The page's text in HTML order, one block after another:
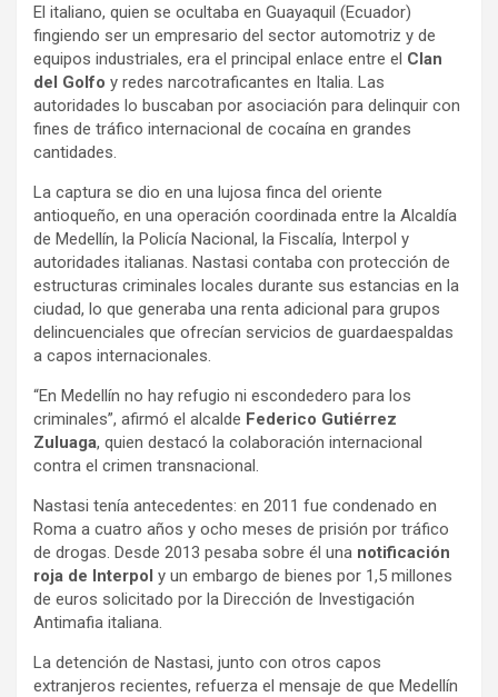
k
p
i
El italiano, quien se ocultaba en Guayaquil (Ecuador)
fingiendo ser un empresario del sector automotriz y de
equipos industriales, era el principal enlace entre el Clan
del Golfo y redes narcotraficantes en Italia. Las
autoridades lo buscaban por asociación para delinquir con
fines de tráfico internacional de cocaína en grandes
cantidades.
La captura se dio en una lujosa finca del oriente
antioqueño, en una operación coordinada entre la Alcaldía
de Medellín, la Policía Nacional, la Fiscalía, Interpol y
autoridades italianas. Nastasi contaba con protección de
estructuras criminales locales durante sus estancias en la
ciudad, lo que generaba una renta adicional para grupos
delincuenciales que ofrecían servicios de guardaespaldas
a capos internacionales.
“En Medellín no hay refugio ni escondedero para los
criminales”, afirmó el alcalde Federico Gutiérrez
Zuluaga, quien destacó la colaboración internacional
contra el crimen transnacional.
Nastasi tenía antecedentes: en 2011 fue condenado en
Roma a cuatro años y ocho meses de prisión por tráfico
de drogas. Desde 2013 pesaba sobre él una notificación
roja de Interpol y un embargo de bienes por 1,5 millones
de euros solicitado por la Dirección de Investigación
Antimafia italiana.
La detención de Nastasi, junto con otros capos
extranjeros recientes, refuerza el mensaje de que Medellín